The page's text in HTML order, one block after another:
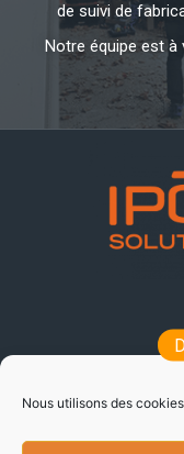
Nous utilisons des
de suivi de
Notre équipe est